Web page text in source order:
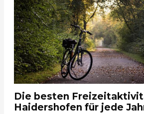
Die besten
Haidershofen für jede